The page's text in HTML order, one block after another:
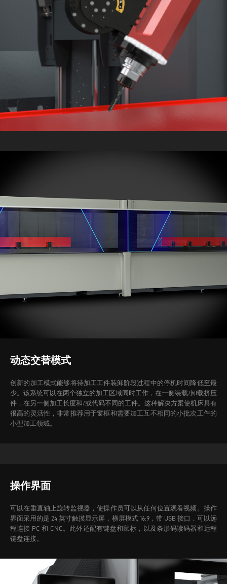
动态交替模式
创新的加工模式能够将待加工工件装卸阶段过程中的停机时间降低至最
少。该系统可以在两个独立的加工区域同时工作，在一侧装载/卸载挤压
件，在另一侧加工长度和/或代码不同的工件。 这种解决方案使机床具有
很高的灵活性，非常推荐用于窗框和需要加工互不相同的小批次工件的
小型加工领域。
操作界面
可以在垂直轴上旋转监视器，使操作员可以从任何位置观看视频。操作
界面采用的是 24 英寸触摸显示屏，横屏模式 16:9，带 USB 接口，可以远
程连接 PC 和 CNC。此外还配有键盘和鼠标，以及条形码读码器和远程
键盘连接。